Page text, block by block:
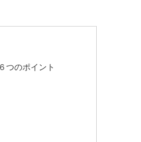
した時の流れと時間がどのくらい
分からない…そんな悩みはないで